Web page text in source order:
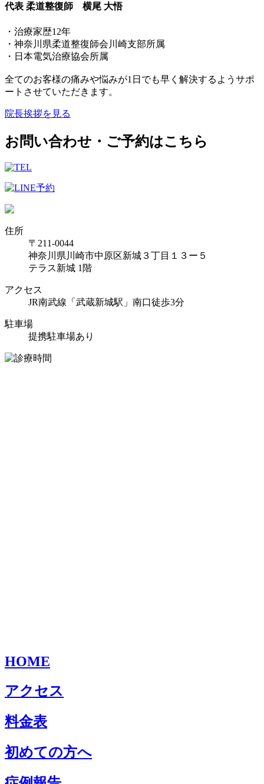
代表 柔道整復師 横尾 大悟
・治療家歴12年
・神奈川県柔道整復師会川崎支部所属
・日本電気治療協会所属
全てのお客様の痛みや悩みが1日でも早く解決するようサポ
ートさせていただきます。
院長挨拶を見る
お問い合わせ・ご予約はこちら
住所
〒211-0044
神奈川県川崎市中原区新城３丁目１３ー５
テラス新城 1階
アクセス
JR南武線「武蔵新城駅」南口徒歩3分
駐車場
提携駐車場あり
HOME
アクセス
料金表
初めての方へ